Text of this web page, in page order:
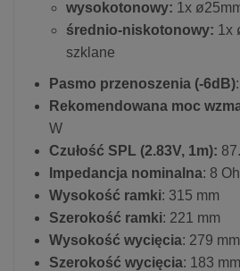
wysokotonowy: 1x
średnio-niskotonowy: 1x
szklane
Pasmo przenoszenia (-6dB)
Rekomendowana moc
W
Czułość SPL (2.83V, 1m):
Impedancja nominalna: 8
Wysokość ramki: 315 mm
Szerokość ramki: 221 mm
Wysokość wycięcia: 279 mm
Szerokość wycięcia: 183 mm